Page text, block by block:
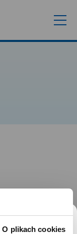
O plikach cookies